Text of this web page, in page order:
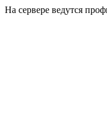
На сервере ведутся